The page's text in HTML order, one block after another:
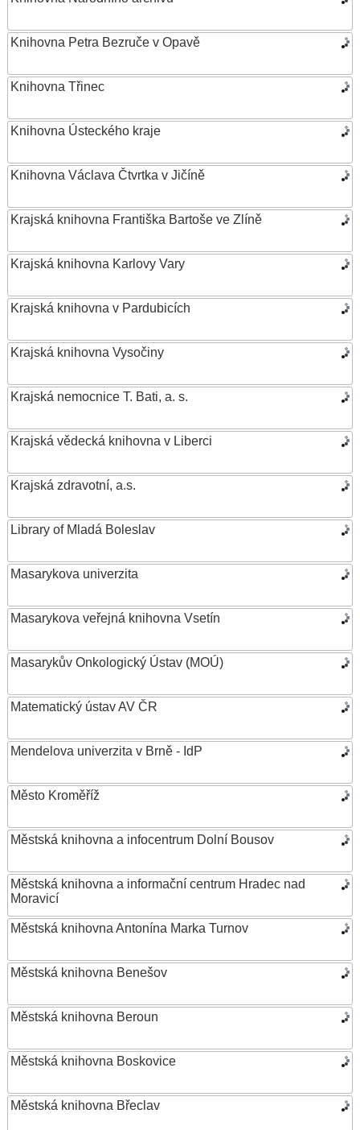
Knihovna Petra Bezruče v Opavě
Knihovna Třinec
Knihovna Ústeckého kraje
Knihovna Václava Čtvrtka v Jičíně
Krajská knihovna Františka Bartoše ve Zlíně
Krajská knihovna Karlovy Vary
Krajská knihovna v Pardubicích
Krajská knihovna Vysočiny
Krajská nemocnice T. Bati, a. s.
Krajská vědecká knihovna v Liberci
Krajská zdravotní, a.s.
Library of Mladá Boleslav
Masarykova univerzita
Masarykova veřejná knihovna Vsetín
Masarykův Onkologický Ústav (MOÚ)
Matematický ústav AV ČR
Mendelova univerzita v Brně - IdP
Město Kroměříž
Městská knihovna a infocentrum Dolní Bousov
Městská knihovna a informační centrum Hradec nad
Moravicí
Městská knihovna Antonína Marka Turnov
Městská knihovna Benešov
Městská knihovna Beroun
Městská knihovna Boskovice
Městská knihovna Břeclav